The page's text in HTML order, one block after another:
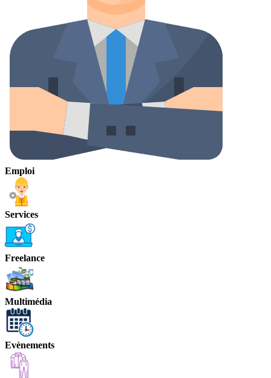
Emploi
Services
Freelance
Multimédia
Evènements